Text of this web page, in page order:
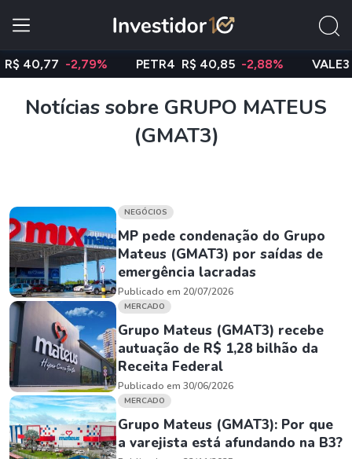
-2,79% PETR4 R$ 40,85 -2,88% VALE3 R$
Notícias sobre GRUPO MATEUS
(GMAT3)
NEGÓCIOS
MP pede condenação do Grupo
Mateus (GMAT3) por saídas de
emergência lacradas
Publicado em 20/07/2026
MERCADO
Grupo Mateus (GMAT3) recebe
autuação de R$ 1,28 bilhão da
Receita Federal
Publicado em 30/06/2026
MERCADO
Grupo Mateus (GMAT3): Por que
a varejista está afundando na B3?